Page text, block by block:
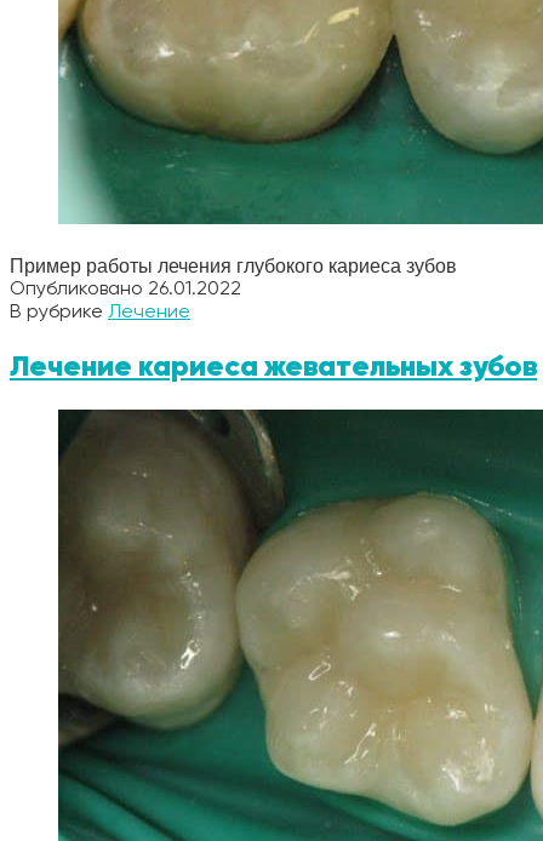
Пример работы лечения глубокого кариеса зубов
Опубликовано 26.01.2022
В рубрике Лечение
Лечение кариеса жевательных зубов